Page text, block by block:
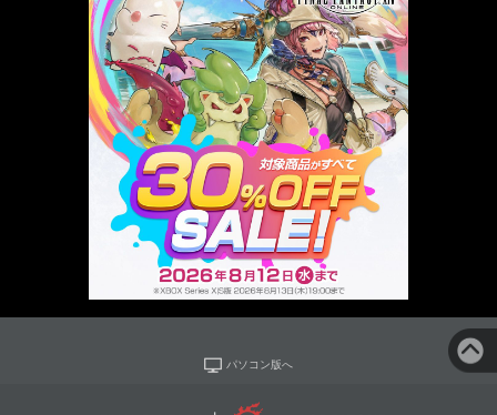
パソコン版へ